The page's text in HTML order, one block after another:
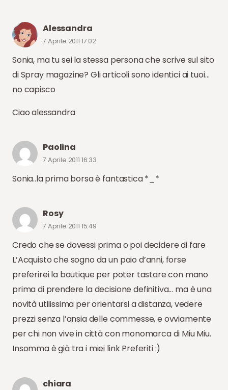
Alessandra
7 Aprile 2011 17:02
Sonia, ma tu sei la stessa persona che scrive sul sito
di Spray magazine? Gli articoli sono identici ai tuoi…
no capisco
Ciao alessandra
Paolina
7 Aprile 2011 16:33
Sonia..la prima borsa è fantastica *_*
Rosy
7 Aprile 2011 15:49
Credo che se dovessi prima o poi decidere di fare
L’Acquisto che sogno da un paio d’anni, forse
preferirei la boutique per poter tastare con mano
prima di prendere la decisione definitiva… ma è una
novità utilissima per orientarsi a distanza, vedere
prezzi senza l’ansia delle commesse, e ovviamente
per chi non vive in città con monomarca di Miu Miu.
Insomma è già tra i miei link Preferiti :)
chiara